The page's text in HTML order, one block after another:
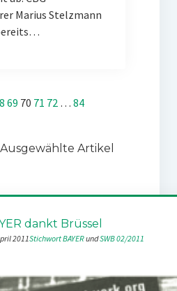
Marius Stelzmann
69 70 71 72 … 84
Artikel
dankt Brüssel
2011Stichwort BAYER und SWB 02/2011